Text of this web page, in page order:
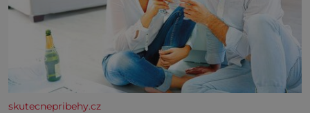
skutecnepribehy.cz